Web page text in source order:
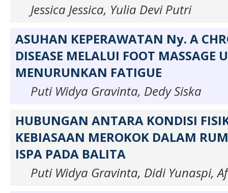
Jessica Jessica, Yulia Devi Putri
ASUHAN KEPERAWATAN Ny. A
DISEASE MELALUI FOOT MASSAGE
MENURUNKAN FATIGUE
Puti Widya Gravinta, Dedy Siska
HUBUNGAN ANTARA KONDISI
KEBIASAAN MEROKOK DALAM
ISPA PADA BALITA
Puti Widya Gravinta, Didi Yunaspi,